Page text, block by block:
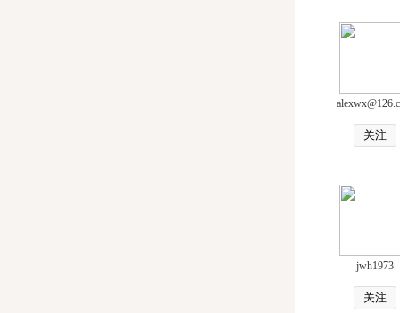
关注
jwh1973
关注